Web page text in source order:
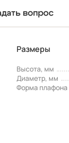
вопрос
Размеры
Высота, мм
Диаметр, мм
Форма плафона